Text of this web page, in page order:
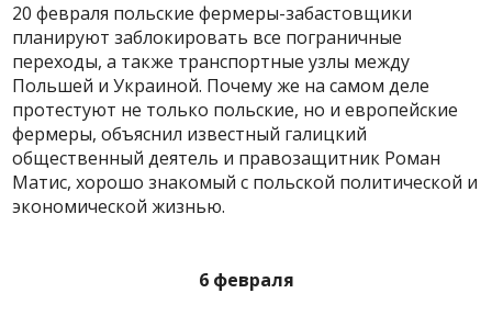
20 февраля польские фермеры-забастовщики
планируют заблокировать все пограничные
переходы, а также транспортные узлы между
Польшей и Украиной. Почему же на самом деле
протестуют не только польские, но и европейские
фермеры, объяснил известный галицкий
общественный деятель и правозащитник Роман
Матис, хорошо знакомый с польской политической и
экономической жизнью.
6 февраля